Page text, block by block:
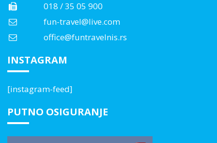
018 / 35 05 900
fun-travel@live.com
office@funtravelnis.rs
INSTAGRAM
[instagram-feed]
PUTNO OSIGURANJE